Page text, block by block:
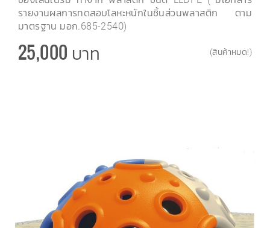
รายงานผลการทดสอบโลหะหนักในชิ้นส่วนพลาสติก ตาม
มาตรฐาน มอก.685-2540)
25,000 บาท (สินค้าหมด!)